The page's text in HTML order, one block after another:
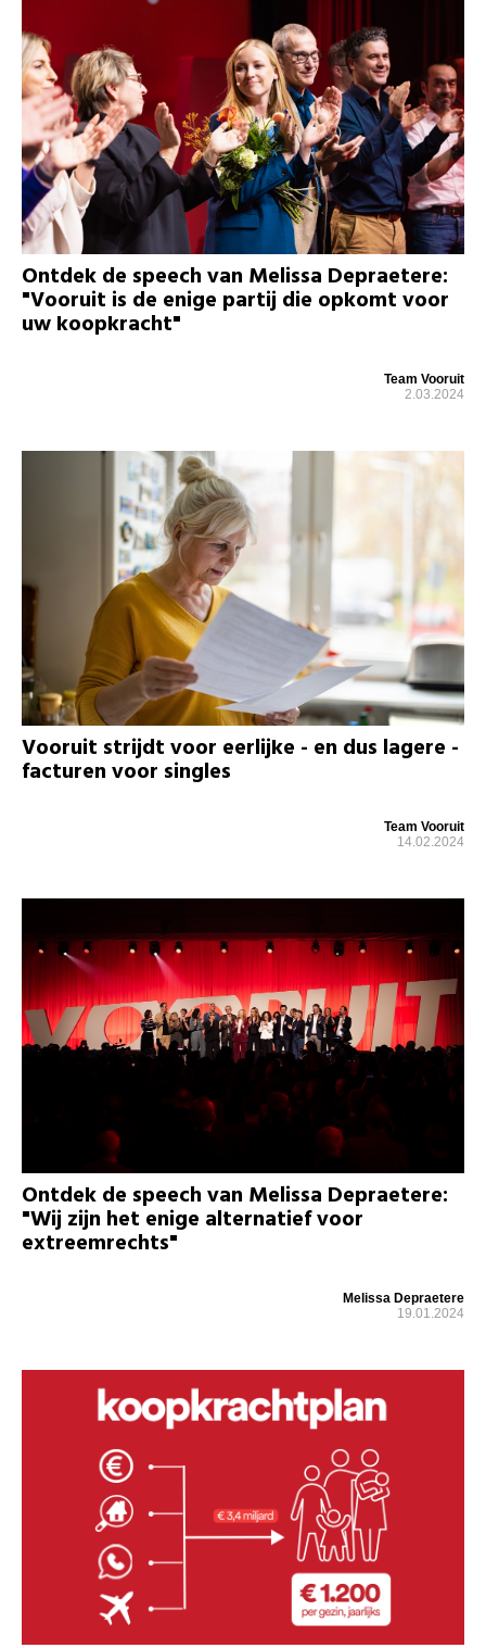
Ontdek de speech van Melissa Depraetere:
"Vooruit is de enige partij die opkomt voor
uw koopkracht"
Team Vooruit
2.03.2024
Vooruit strijdt voor eerlijke - en dus lagere -
facturen voor singles
Team Vooruit
14.02.2024
Ontdek de speech van Melissa Depraetere:
"Wij zijn het enige alternatief voor
extreemrechts"
Melissa Depraetere
19.01.2024